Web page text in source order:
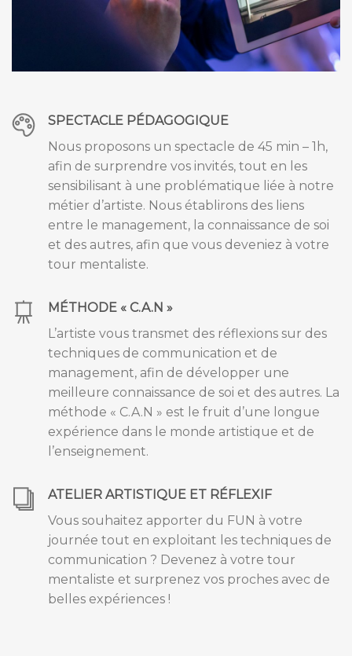
SPECTACLE PÉDAGOGIQUE
Nous proposons un spectacle de 45 min – 1h,
afin de surprendre vos invités, tout en les
sensibilisant à une problématique liée à notre
métier d’artiste. Nous établirons des liens
entre le management, la connaissance de soi
et des autres, afin que vous deveniez à votre
tour mentaliste.
MÉTHODE « C.A.N »
L’artiste vous transmet des réflexions sur des
techniques de communication et de
management, afin de développer une
meilleure connaissance de soi et des autres. La
méthode « C.A.N » est le fruit d’une longue
expérience dans le monde artistique et de
l’enseignement.
ATELIER ARTISTIQUE ET RÉFLEXIF
Vous souhaitez apporter du FUN à votre
journée tout en exploitant les techniques de
communication ? Devenez à votre tour
mentaliste et surprenez vos proches avec de
belles expériences !